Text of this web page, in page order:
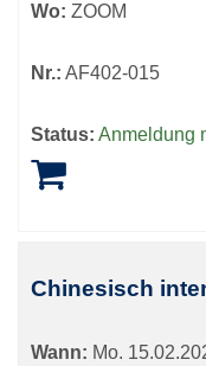
Wo: ZOOM
Nr.: AF402-015
Status: Anmeldung
Chinesisch
Wann: Mo.